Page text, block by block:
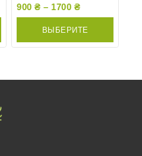
0
900 ₴ – 1700 ₴
ВЫБЕРИТЕ
ПАРАМЕТРЫ